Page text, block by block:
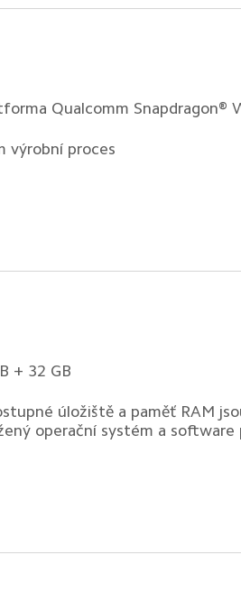
Qualcomm Snapdragon®
výrobní proces
+ 32 GB
úložiště a paměť RAM
operační systém a